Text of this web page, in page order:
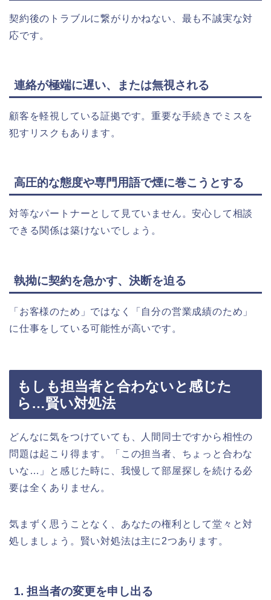
契約後のトラブルに繋がりかねない、最も不誠実な対
応です。
連絡が極端に遅い、または無視される
顧客を軽視している証拠です。重要な手続きでミスを
犯すリスクもあります。
高圧的な態度や専門用語で煙に巻こうとする
対等なパートナーとして見ていません。安心して相談
できる関係は築けないでしょう。
執拗に契約を急かす、決断を迫る
「お客様のため」ではなく「自分の営業成績のため」
に仕事をしている可能性が高いです。
もしも担当者と合わないと感じた
ら…賢い対処法
どんなに気をつけていても、人間同士ですから相性の
問題は起こり得ます。「この担当者、ちょっと合わな
いな…」と感じた時に、我慢して部屋探しを続ける必
要は全くありません。
気まずく思うことなく、あなたの権利として堂々と対
処しましょう。賢い対処法は主に2つあります。
1. 担当者の変更を申し出る